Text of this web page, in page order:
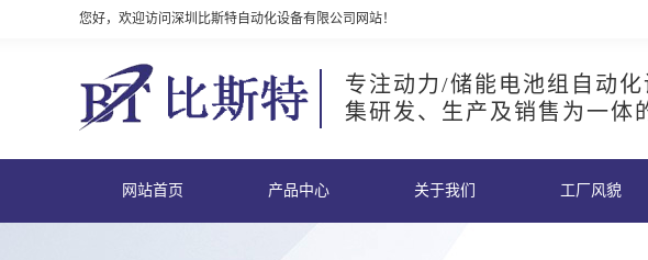
您好，欢迎访问深圳比斯特自动化设备有限公司网站！
专注动力/储能电池组自动化
集研发、生产及销售为一体
网站首页 产品中心 关于我们 工厂风貌